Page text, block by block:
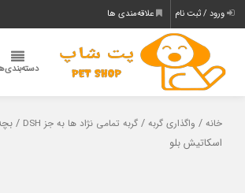
ورود / ثبت نام علاقه‌مندی ها
خانه / واگذاری گربه /گربه تمامی نژاد ها به جز DSH
/
اسکاتیش بلو